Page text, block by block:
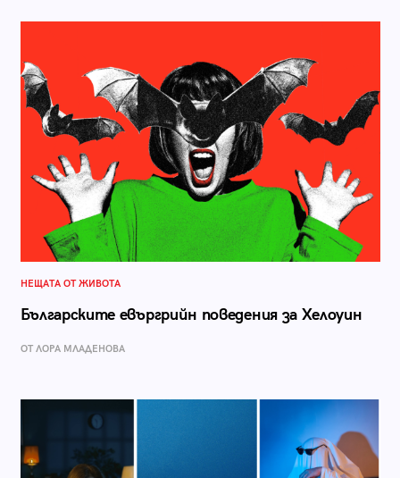
НЕЩАТА ОТ ЖИВОТА
Българските евъргрийн поведения за Хелоуин
ОТ ЛОРА МЛАДЕНОВА